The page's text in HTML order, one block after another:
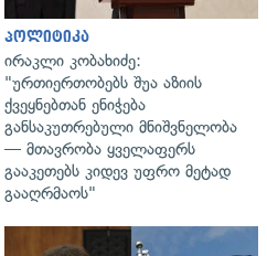
პოლიტიკა
ირაკლი კობახიძე:
"ურთიერთობებს შუა აზიის
ქვეყნებთან ენიჭება
განსაკუთრებული მნიშვნელობა
— მთავრობა ყველაფერს
გააკეთებს კიდევ უფრო მეტად
გააღრმაოს"